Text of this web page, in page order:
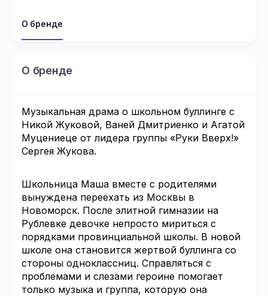
О бренде
О бренде
Музыкальная драма о школьном буллинге с
Никой Жуковой, Ваней Дмитриенко и Агатой
Муцениеце от лидера группы «Руки Вверх!»
Сергея Жукова.
Школьница Маша вместе с родителями
вынуждена переехать из Москвы в
Новоморск. После элитной гимназии на
Рублевке девочке непросто мириться с
порядками провинциальной школы. В новой
школе она становится жертвой буллинга со
стороны одноклассниц. Справляться с
проблемами и слезами героине помогает
только музыка и группа, которую она